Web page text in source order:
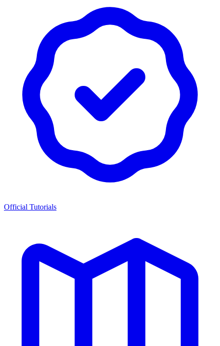
Official Tutorials